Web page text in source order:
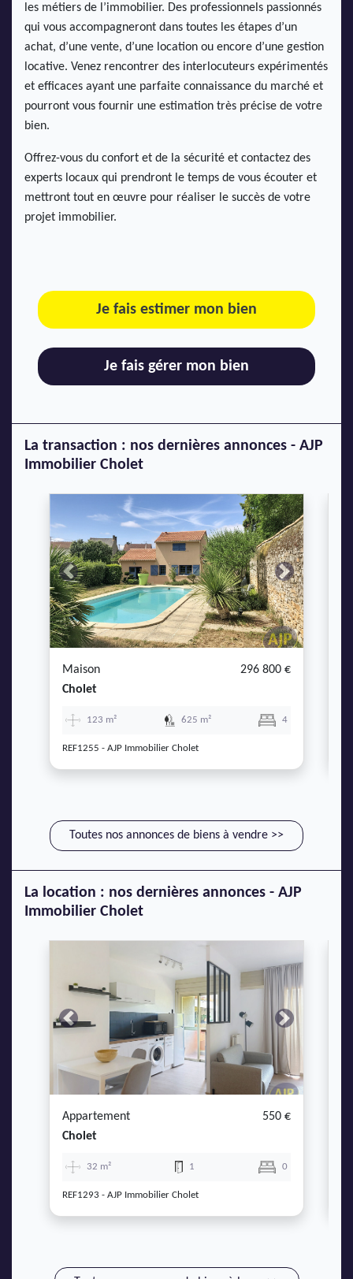
les métiers de l’immobilier. Des professionnels passionnés
qui vous accompagneront dans toutes les étapes d’un
achat, d’une vente, d’une location ou encore d’une gestion
locative. Venez rencontrer des interlocuteurs expérimentés
et efficaces ayant une parfaite connaissance du marché et
pourront vous fournir une estimation très précise de votre
bien.
Offrez-vous du confort et de la sécurité et contactez des
experts locaux qui prendront le temps de vous écouter et
mettront tout en œuvre pour réaliser le succès de votre
projet immobilier.
Je fais estimer mon bien
Je fais gérer mon bien
La transaction : nos dernières annonces - AJP
Immobilier Cholet
Previous Next
Maison
296 800 €
Cholet
123 m² 625 m² 4
REF1255 - AJP Immobilier Cholet
Toutes nos annonces de biens à vendre >>
La location : nos dernières annonces - AJP
Immobilier Cholet
Previous Next
Appartement
550 €
Cholet
32 m² 1 0
REF1293 - AJP Immobilier Cholet